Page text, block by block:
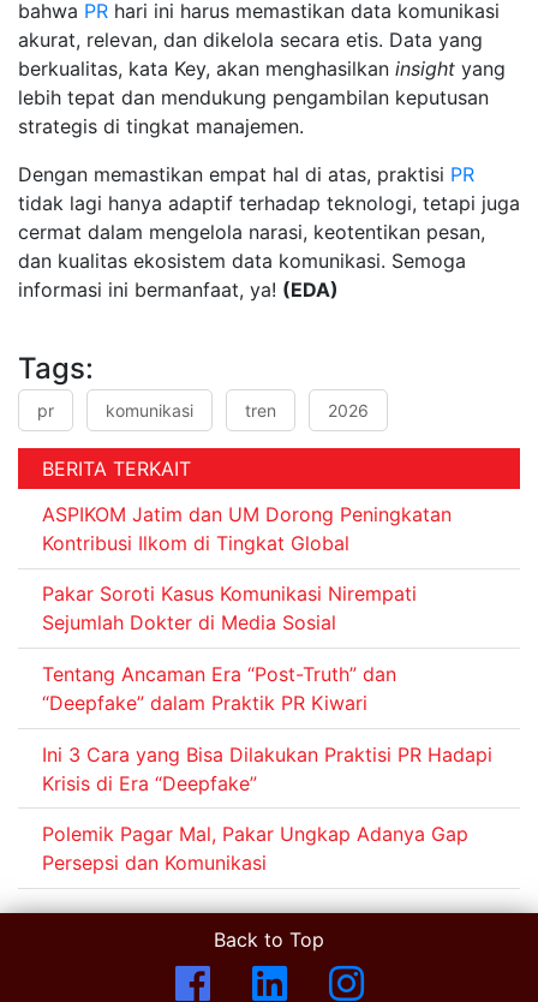
bahwa PR hari ini harus memastikan data komunikasi
akurat, relevan, dan dikelola secara etis. Data yang
berkualitas, kata Key, akan menghasilkan insight yang
lebih tepat dan mendukung pengambilan keputusan
strategis di tingkat manajemen.
Dengan memastikan empat hal di atas, praktisi PR
tidak lagi hanya adaptif terhadap teknologi, tetapi juga
cermat dalam mengelola narasi, keotentikan pesan,
dan kualitas ekosistem data komunikasi. Semoga
informasi ini bermanfaat, ya! (EDA)
Tags:
pr komunikasi tren 2026
BERITA TERKAIT
ASPIKOM Jatim dan UM Dorong Peningkatan
Kontribusi Ilkom di Tingkat Global
Pakar Soroti Kasus Komunikasi Nirempati
Sejumlah Dokter di Media Sosial
Tentang Ancaman Era “Post-Truth” dan
“Deepfake” dalam Praktik PR Kiwari
Ini 3 Cara yang Bisa Dilakukan Praktisi PR Hadapi
Krisis di Era “Deepfake”
Polemik Pagar Mal, Pakar Ungkap Adanya Gap
Persepsi dan Komunikasi
Back to Top